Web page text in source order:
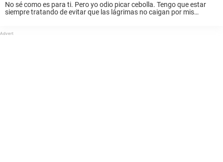
No sé como es para ti. Pero yo odio picar cebolla. Tengo que estar
siempre tratando de evitar que las lágrimas no caigan por mis